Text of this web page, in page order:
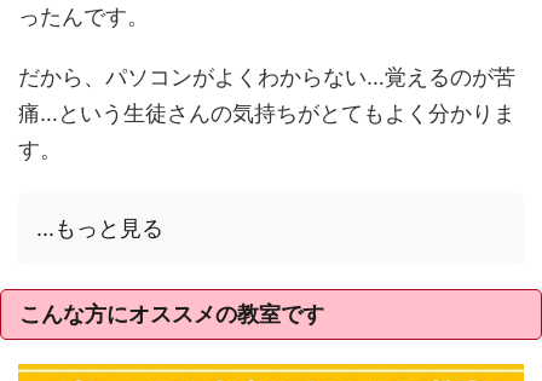
ったんです。
だから、パソコンがよくわからない…覚えるのが苦
痛…という生徒さんの気持ちがとてもよく分かりま
す。
...もっと見る
こんな方にオススメの教室です